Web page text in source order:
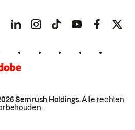
Semrush Holdings.Alle rechten